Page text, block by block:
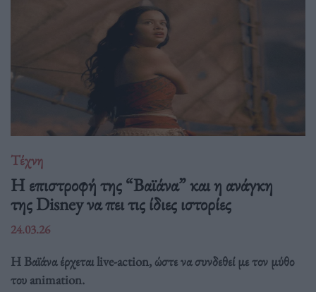
Τέχνη
Η επιστροφή της “Βαϊάνα” και η ανάγκη
της Disney να πει τις ίδιες ιστορίες
24.03.26
Η Βαϊάνα έρχεται live-action, ώστε να συνδεθεί με τον μύθο
του animation.